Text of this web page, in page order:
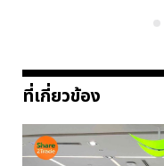
ที่เกี่ยวข้อง